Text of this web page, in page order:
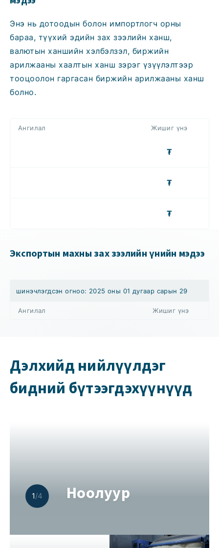
Энэ нь дотоодын болон импортлогч орны
бараа, түүхий эдийн зах зээлийн ханш,
валютын ханшийн хэлбэлзэл, биржийн
арилжааны хаалтын ханш зэрэг үзүүлэлтээр
тооцоолон гаргасан биржийн арилжааны ханш
болно.
Ангилал Жишиг үнэ
₮
₮
₮
Экспортын махны зах зээлийн үнийн мэдээ
шинэчлэгдсэн огноо: 2025 оны 01 дугаар сарын 29
Ангилал Жишиг үнэ
Дэлхийд нийлүүлдэг
бидний бүтээгдэхүүнүүд
Ноолуур
1/4